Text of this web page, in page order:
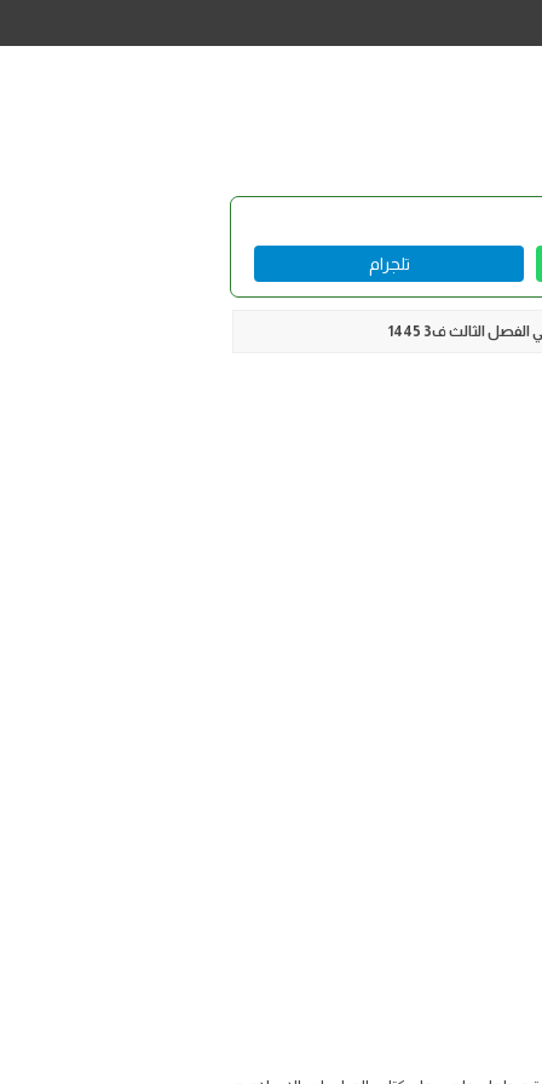
تلجرام
الثالث ف3 1445